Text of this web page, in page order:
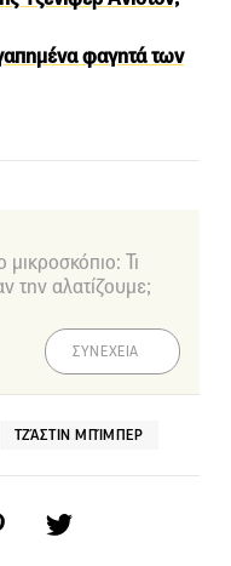
φαγητά των
Τι
την αλατίζουμε;
ΣΥΝΕΧΕΙΑ
ΤΖΆΣΤΙΝ ΜΠΊΜΠΕΡ